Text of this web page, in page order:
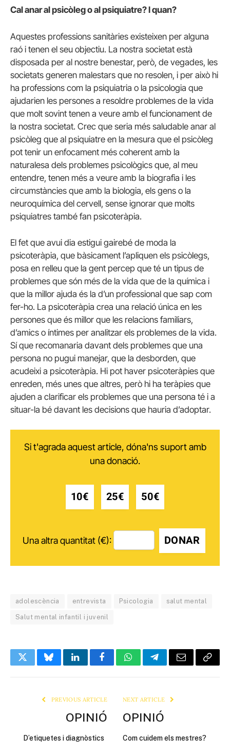
Cal anar al psicòleg o al psiquiatre? I quan?
Aquestes professions sanitàries existeixen per alguna
raó i tenen el seu objectiu. La nostra societat està
disposada per al nostre benestar, però, de vegades, les
societats generen malestars que no resolen, i per això hi
ha professions com la psiquiatria o la psicologia que
ajudarien les persones a resoldre problemes de la vida
que molt sovint tenen a veure amb el funcionament de
la nostra societat. Crec que seria més saludable anar al
psicòleg que al psiquiatre en la mesura que el psicòleg
pot tenir un enfocament més coherent amb la
naturalesa dels problemes psicològics que, al meu
entendre, tenen més a veure amb la biografia i les
circumstàncies que amb la biologia, els gens o la
neuroquímica del cervell, sense ignorar que molts
psiquiatres també fan psicoteràpia.
El fet que avui dia estigui gairebé de moda la
psicoteràpia, que bàsicament l’apliquen els psicòlegs,
posa en relleu que la gent percep que té un tipus de
problemes que són més de la vida que de la química i
que la millor ajuda és la d’un professional que sap com
fer-ho. La psicoteràpia crea una relació única en les
persones que és millor que les relacions familiars,
d’amics o íntimes per analitzar els problemes de la vida.
Sí que recomanaria davant dels problemes que una
persona no pugui manejar, que la desborden, que
acudeixi a psicoteràpia. Hi pot haver psicoteràpies que
enreden, més unes que altres, però hi ha teràpies que
ajuden a clarificar els problemes que una persona té i a
situar-la bé davant les decisions que hauria d’adoptar.
Si t'agrada aquest article, dóna'ns suport amb
una donació.
10€ 25€ 50€
Una altra quantitat (€): DONAR
adolescència entrevista Psicologia salut mental
Salut mental infantil i juvenil
TwitterBlueskyLinkedInFacebookWhatsAppTelegramEmail Copy
PREVIOUS ARTICLE
OPINIÓ
D’etiquetes i diagnòstics
NEXT ARTICLE
OPINIÓ
Com cuidem els mestres?